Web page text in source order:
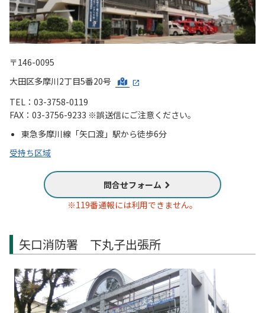
〒146-0095
大田区多摩川2丁目5番20号
TEL：03-3758-0119
FAX：03-3756-9233 ※誤送信にご注意ください。
東急多摩川線「矢口渡」駅から徒歩6分
受持ち区域
問合せフォーム
※119番通報には利用できません。
矢口消防署 下丸子出張所